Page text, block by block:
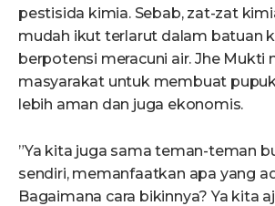
pestisida kimia. Sebab, zat-zat
mudah ikut terlarut dalam batuan
berpotensi meracuni air. Jhe Mukti
masyarakat untuk membuat
lebih aman dan juga ekonomis.
”Ya kita juga sama teman-teman
sendiri, memanfaatkan apa yang
Bagaimana cara bikinnya? Ya kita